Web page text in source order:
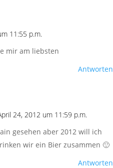
11:55 p.m.
mir am liebsten
Antworten
24, 2012 um 11:59 p.m.
gesehen aber 2012 will ich
wir ein Bier zusammen 🙂
Antworten